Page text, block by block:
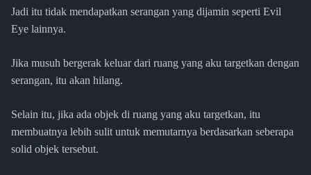
Jadi itu tidak mendapatkan serangan yang dijamin seperti Evil
Eye lainnya.
Jika musuh bergerak keluar dari ruang yang aku targetkan dengan
serangan, itu akan hilang.
Selain itu, jika ada objek di ruang yang aku targetkan, itu
membuatnya lebih sulit untuk memutarnya berdasarkan seberapa
solid objek tersebut.